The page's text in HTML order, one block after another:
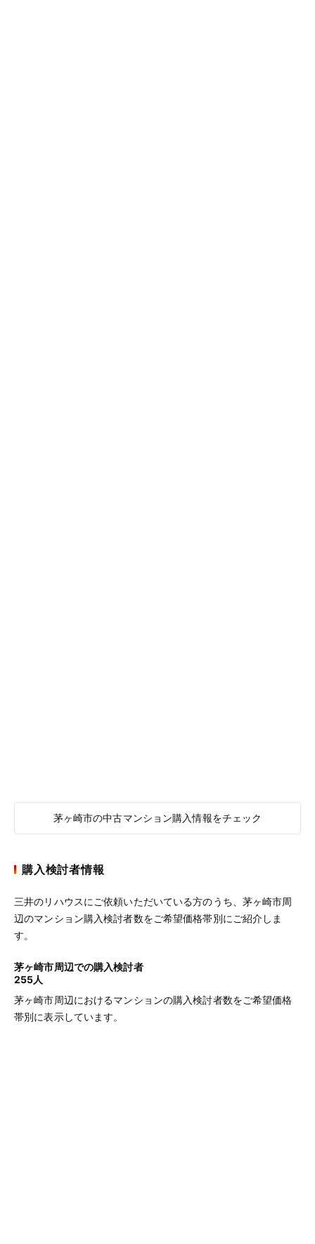
茅ヶ崎市の中古マンション購入情報をチェック
購入検討者情報
三井のリハウスにご依頼いただいている方のうち、茅ヶ崎市周
辺のマンション購入検討者数をご希望価格帯別にご紹介しま
す。
茅ヶ崎市周辺での購入検討者
255人
茅ヶ崎市周辺におけるマンションの購入検討者数をご希望価格
帯別に表示しています。